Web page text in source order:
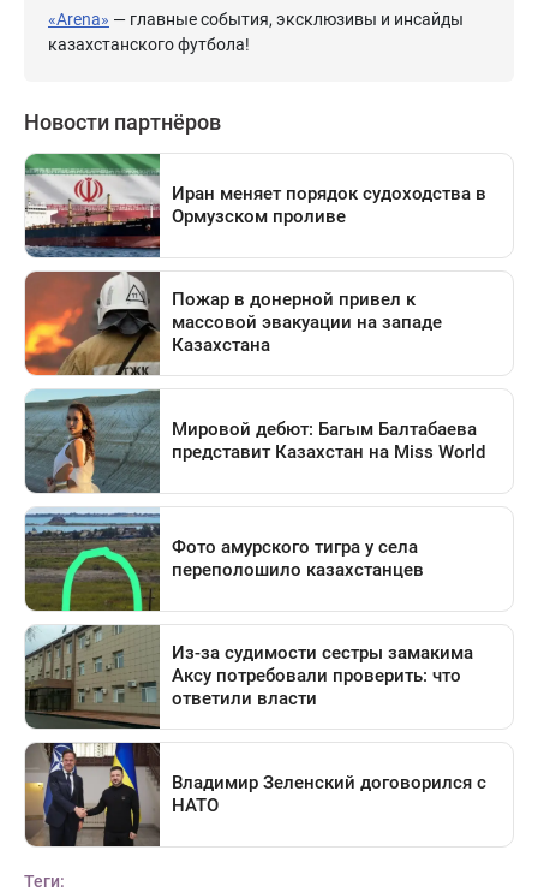
«Arena» — главные события, эксклюзивы и инсайды
казахстанского футбола!
Теги: